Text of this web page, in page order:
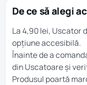
De ce să alegi
La 4,90 lei, Uscator
opțiune accesibilă.
Înainte de a
dinUscatoareși
Produsul poartă